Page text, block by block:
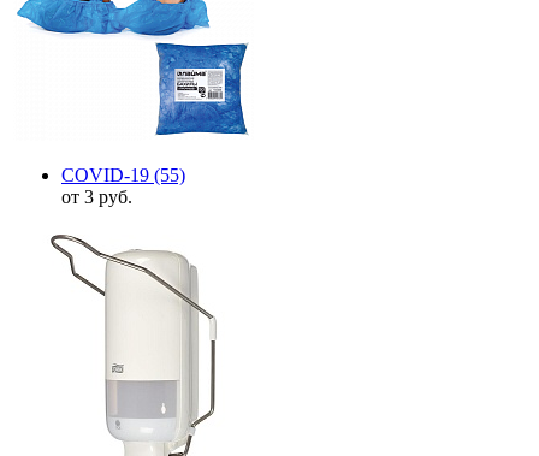
COVID-19 (55)
от 3 руб.